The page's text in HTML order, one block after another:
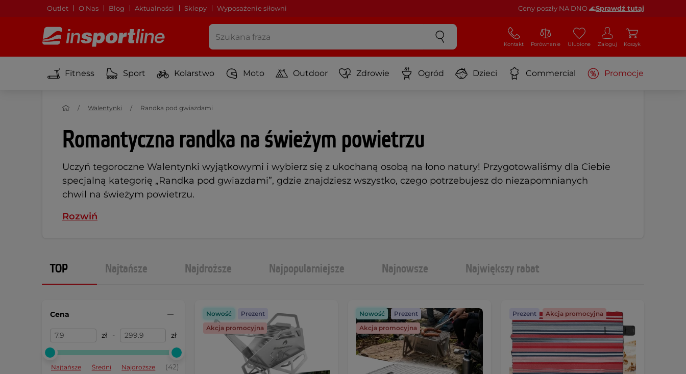
Outlet O Nas Blog Aktualności Sklepy Wyposażenie siłowni Ceny poszły NA DNO 🌊Sprawdź tutaj
Kontakt Porównanie Ulubione Zaloguj Koszyk
Fitness Sport Kolarstwo Moto Outdoor Zdrowie Ogród Dzieci Commercial Promocje
Romantyczna randka na świeżym powietrzu
Uczyń tegoroczne Walentynki wyjątkowymi i wybierz się z ukochaną osobą na łono natury! Przygotowaliśmy dla Ciebie
specjalną kategorię „Randka pod gwiazdami”, gdzie znajdziesz wszystko, czego potrzebujesz do niezapomnianych
chwil na świeżym powietrzu.
Rozwiń
Walentynki Randka pod gwiazdami
TOP Najtańsze Najdroższe Najpopularniejsze Najnowsze Największy rabat
Cena
zł - zł
Najtańsze Średni Najdroższe
(42)
Nowość
Prezent
Akcja promocyjna
Nowość
Prezent
Akcja promocyjna
Prezent Akcja promocyjna